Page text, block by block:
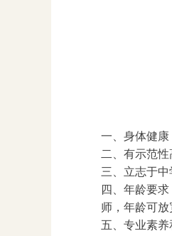
一、身体健康
二、有示范
三、立志于
四、年龄要
师，年龄可放
五、专业素